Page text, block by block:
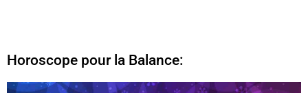
Horoscope pour la Balance: